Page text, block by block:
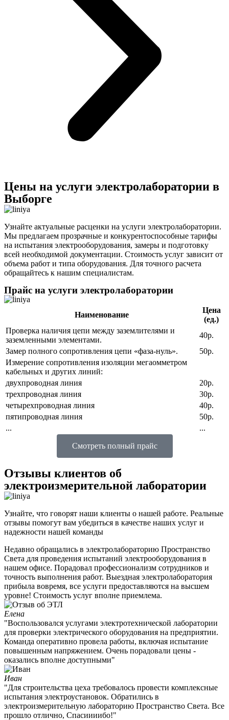
Цены на услуги электролаборатории в
Выборге
Узнайте актуальные расценки на услуги электролаборатории.
Мы предлагаем прозрачные и конкурентоспособные тарифы
на испытания электрооборудования, замеры и подготовку
всей необходимой документации. Стоимость услуг зависит от
объема работ и типа оборудования. Для точного расчета
обращайтесь к нашим специалистам.
Прайс на услуги электролаборатории
Наименование
Цена
(ед.)
Проверка наличия цепи между заземлителями и
заземленными элементами.
40р.
Замер полного сопротивления цепи «фаза-нуль».
50р.
Измерение сопротивления изоляции мегаомметром
кабельных и других линий:
двухпроводная линия
20р.
трехпроводная линия
30р.
четырехпроводная линия
40р.
пятипроводная линия
50р.
...
...
Смотреть полный прайс
Отзывы клиентов об
электроизмерительной лаборатории
Узнайте, что говорят наши клиенты о нашей работе. Реальные
отзывы помогут вам убедиться в качестве наших услуг и
надежности нашей команды
Недавно обращались в электролабораторию Пространство
Света для проведения испытаний электрооборудования в
нашем офисе. Порадовал профессионализм сотрудников и
точность выполнения работ. Выездная электролаборатория
прибыла вовремя, все услуги предоставляются на высшем
уровне! Стоимость услуг вполне приемлема.
Елена
"Воспользовался услугами электротехнической лаборатории
для проверки электрического оборудования на предприятии.
Команда оперативно провела работы, включая испытание
повышенным напряжением. Очень порадовали цены -
оказались вполне доступными"
Иван
"Для строительства цеха требовалось провести комплексные
испытания электроустановок. Обратились в
электроизмерительную лабораторию Пространство Света. Все
прошло отлично, Спасиииибо!"